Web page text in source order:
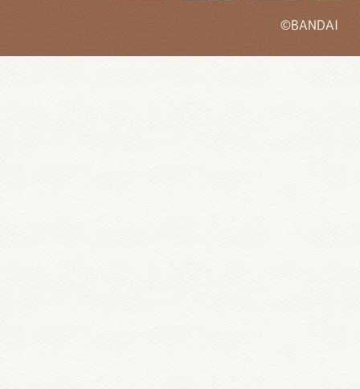
©BANDAI